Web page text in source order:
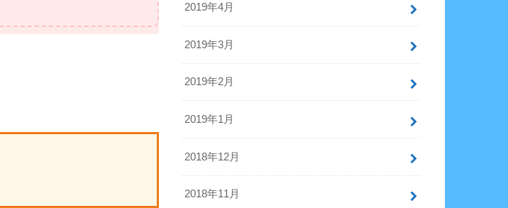
2019年4月
2019年3月
2019年2月
2019年1月
2018年12月
2018年11月